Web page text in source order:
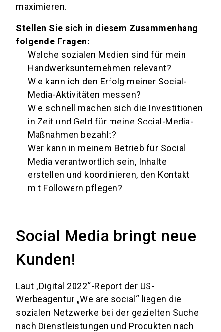
maximieren.
Stellen Sie sich in diesem Zusammenhang
folgende Fragen:
Welche sozialen Medien sind für mein
Handwerksunternehmen relevant?
Wie kann ich den Erfolg meiner Social-
Media-Aktivitäten messen?
Wie schnell machen sich die Investitionen
in Zeit und Geld für meine Social-Media-
Maßnahmen bezahlt?
Wer kann in meinem Betrieb für Social
Media verantwortlich sein, Inhalte
erstellen und koordinieren, den Kontakt
mit Followern pflegen?
Social Media bringt neue
Kunden!
Laut „Digital 2022“-Report der US-
Werbeagentur „We are social“ liegen die
sozialen Netzwerke bei der gezielten Suche
nach Dienstleistungen und Produkten nach